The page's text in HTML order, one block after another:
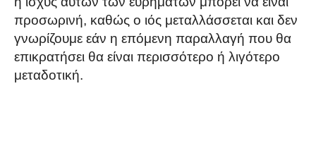
προσωρινή, καθώς ο ιός μεταλλάσσεται και δεν
γνωρίζουμε εάν η επόμενη παραλλαγή που θα
επικρατήσει θα είναι περισσότερο ή λιγότερο
μεταδοτική.